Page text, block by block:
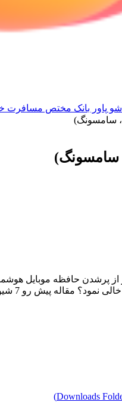
پاور بانک مختص مسافرت
سامسونگ)
سامسونگ)
از پرشدن حافظه موبایل
موبایل اندرویدی را بیان می دارد.